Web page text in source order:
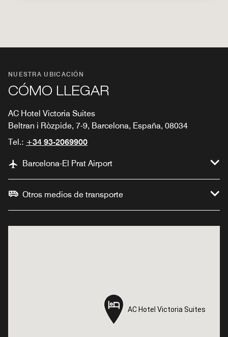
NUESTRA UBICACIÓN
CÓMO LLEGAR
AC Hotel Victoria Suites
Beltran i Ròzpide, 7-9, Barcelona, España, 08034
Tel.: +34 93-2069900
Barcelona-El Prat Airport
Otros medios de transporte
AC Hotel Victoria Suites
AC Hotel Victoria Suites